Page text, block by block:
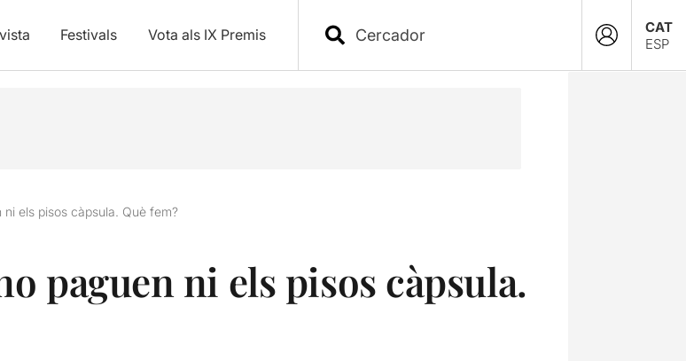
Festivals Vota als IX Premis
CAT
ESP
els pisos càpsula. Què fem?
paguen ni els pisos càpsula.